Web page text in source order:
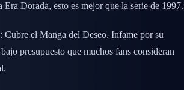
Era Dorada, esto es mejor que la serie de 1997.
: Cubre el Manga del Deseo. Infame por su
presupuesto que muchos fans consideran